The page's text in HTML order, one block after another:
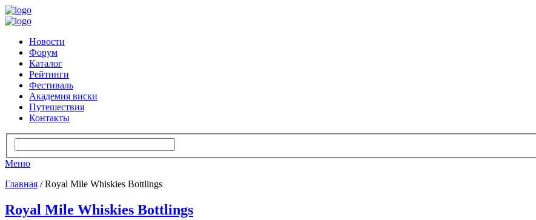
Новости
Форум
Каталог
Рейтинги
Фестиваль
Академия виски
Путешествия
Контакты
Меню
Главная / Royal Mile Whiskies Bottlings
Royal Mile Whiskies Bottlings